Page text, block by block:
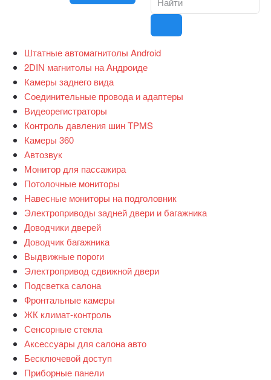
Штатные автомагнитолы Android
2DIN магнитолы на Андроиде
Камеры заднего вида
Соединительные провода и адаптеры
Видеорегистраторы
Контроль давления шин TPMS
Камеры 360
Автозвук
Монитор для пассажира
Потолочные мониторы
Навесные мониторы на подголовник
Электроприводы задней двери и багажника
Доводчики дверей
Доводчик багажника
Выдвижные пороги
Электропривод сдвижной двери
Подсветка салона
Фронтальные камеры
ЖК климат-контроль
Сенсорные стекла
Аксессуары для салона авто
Бесключевой доступ
Приборные панели